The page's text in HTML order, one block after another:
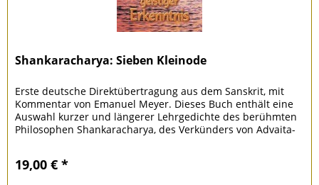
Shankaracharya: Sieben Kleinode
Erste deutsche Direktübertragung aus dem Sanskrit, mit
Kommentar von Emanuel Meyer. Dieses Buch enthält eine
Auswahl kurzer und längerer Lehrgedichte des berühmten
Philosophen Shankaracharya, des Verkünders von Advaita-
19,00 € *